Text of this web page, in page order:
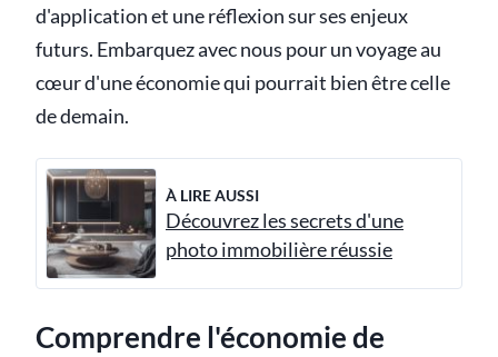
d'application et une réflexion sur ses enjeux
futurs. Embarquez avec nous pour un voyage au
cœur d'une économie qui pourrait bien être celle
de demain.
À LIRE AUSSI
Découvrez les secrets d'une
photo immobilière réussie
Comprendre l'économie de